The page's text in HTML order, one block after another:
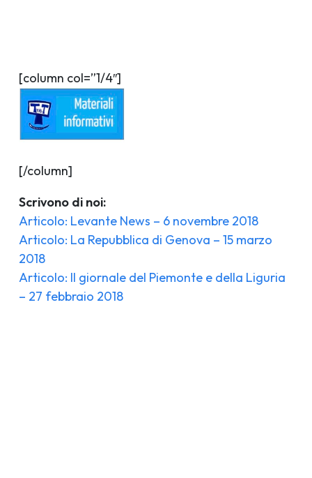
[column col=”1/4″]
[/column]
Scrivono di noi:
Articolo: Levante News – 6 novembre 2018
Articolo: La Repubblica di Genova – 15 marzo
2018
Articolo: Il giornale del Piemonte e della Liguria
– 27 febbraio 2018